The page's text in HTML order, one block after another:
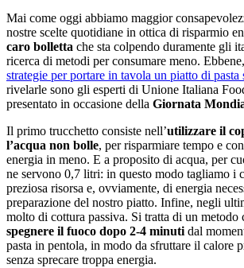
Mai come oggi abbiamo maggior
nostre scelte quotidiane in ottica di risparmio
caro bolletta che sta colpendo duramente gli
ricerca di metodi per consumare meno.
strategie per portare in tavola un piatto di pasta
rivelarle sono gli esperti di Unione Italiana
presentato in occasione della Giornata
Il primo trucchetto consiste nell’utilizzare il
l’acqua non bolle, per risparmiare tempo e
energia in meno. E a proposito di acqua, per
ne servono 0,7 litri: in questo modo tagliamo i
preziosa risorsa e, ovviamente, di energia
preparazione del nostro piatto. Infine, negli
molto di cottura passiva. Si tratta di un metodo
spegnere il fuoco dopo 2-4 minuti dal
pasta in pentola, in modo da sfruttare il calore
senza sprecare troppa energia.